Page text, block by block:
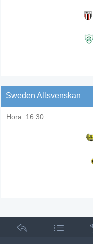
Sweden Allsvenskan
Hora: 16:30